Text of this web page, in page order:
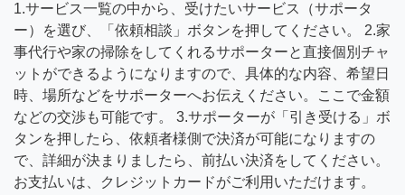
1.サービス一覧の中から、受けたいサービス（サポータ
ー）を選び、「依頼相談」ボタンを押してください。 2.家
事代行や家の掃除をしてくれるサポーターと直接個別チャ
ットができるようになりますので、具体的な内容、希望日
時、場所などをサポーターへお伝えください。ここで金額
などの交渉も可能です。 3.サポーターが「引き受ける」ボ
タンを押したら、依頼者様側で決済が可能になりますの
で、詳細が決まりましたら、前払い決済をしてください。
お支払いは、クレジットカードがご利用いただけます。